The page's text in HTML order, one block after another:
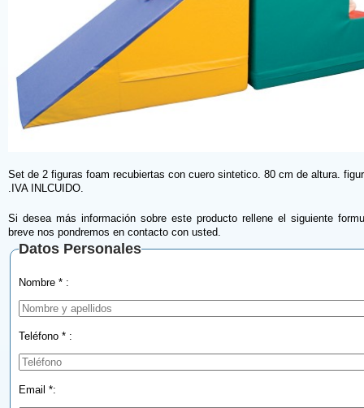
Set de 2 figuras foam recubiertas con cuero sintetico. 80 cm de altura.
.IVA INLCUIDO.
Si desea más información sobre este producto rellene el siguiente
breve nos pondremos en contacto con usted.
Datos Personales
Nombre * :
Teléfono * :
Email *: